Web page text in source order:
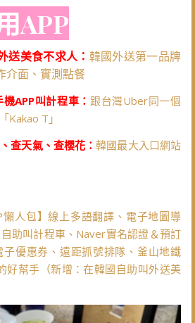
APP
送美食不求人： 韓國外送第一品牌
介面、實測點餐
APP叫計程車： 跟台灣Uber同一個
Kakao T」
查天氣、查櫻花：韓國最大入口網站
懶人包】線上多語翻譯、電子地圖導
助叫計程車、Naver實名認證＆預訂
優惠券、遠距抓號排隊、釜山地鐵
好幫手（新增：在韓國自助叫外送美